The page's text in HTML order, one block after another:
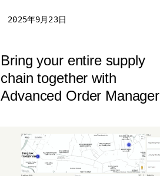
2025年9月23日
Bring your entire supply
chain together with
Advanced Order Manager